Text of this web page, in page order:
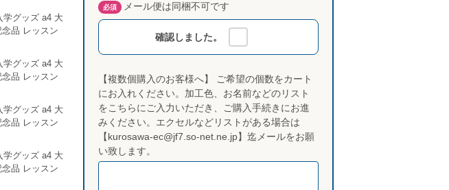
必須 メール便は同梱不可です
確認しました。
【複数個購入のお客様へ】 ご希望の個数をカート
にお入れください。加工色、お名前などのリスト
をこちらにご入力いただき、ご購入手続きにお進
みください。エクセルなどリストがある場合は
【kurosawa-ec@jf7.so-net.ne.jp】迄メールをお願
い致します。